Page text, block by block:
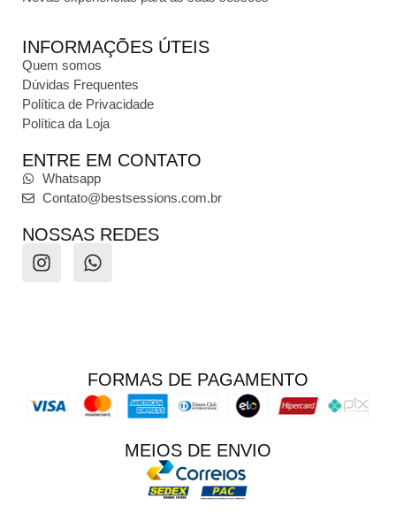
INFORMAÇÕES ÚTEIS
Quem somos
Dúvidas Frequentes
Política de Privacidade
Política da Loja
ENTRE EM CONTATO
Whatsapp
Contato@bestsessions.com.br
NOSSAS REDES
FORMAS DE PAGAMENTO
MEIOS DE ENVIO